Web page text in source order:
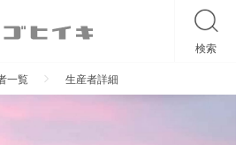
検索
一覧 生産者詳細